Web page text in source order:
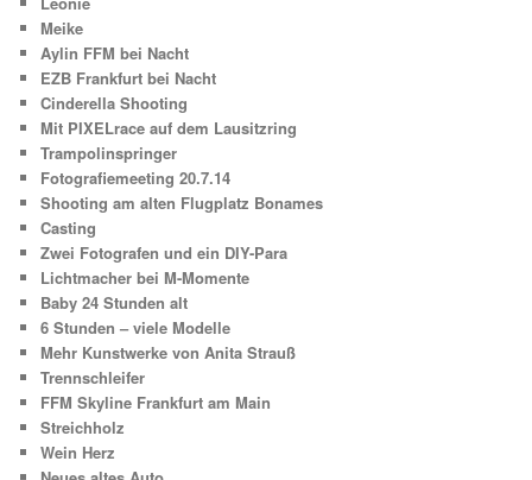
Meike
Aylin FFM bei Nacht
EZB Frankfurt bei Nacht
Cinderella Shooting
Mit PIXELrace auf dem Lausitzring
Trampolinspringer
Fotografiemeeting 20.7.14
Shooting am alten Flugplatz Bonames
Casting
Zwei Fotografen und ein DIY-Para
Lichtmacher bei M-Momente
Baby 24 Stunden alt
6 Stunden – viele Modelle
Mehr Kunstwerke von Anita Strauß
Trennschleifer
FFM Skyline Frankfurt am Main
Streichholz
Wein Herz